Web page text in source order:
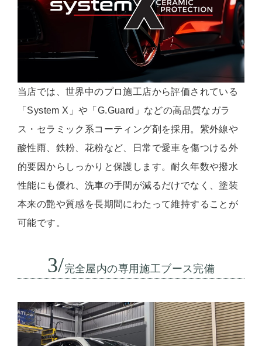
当店では、世界中のプロ施工店から評価されている
「System X」や「G.Guard」などの高品質なガラ
ス・セラミック系コーティング剤を採用。紫外線や
酸性雨、鉄粉、花粉など、日常で愛車を傷つける外
的要因からしっかりと保護します。耐久年数や撥水
性能にも優れ、洗車の手間が減るだけでなく、塗装
本来の艶や質感を長期間にわたって維持することが
可能です。
3/完全屋内の専用施工ブース完備